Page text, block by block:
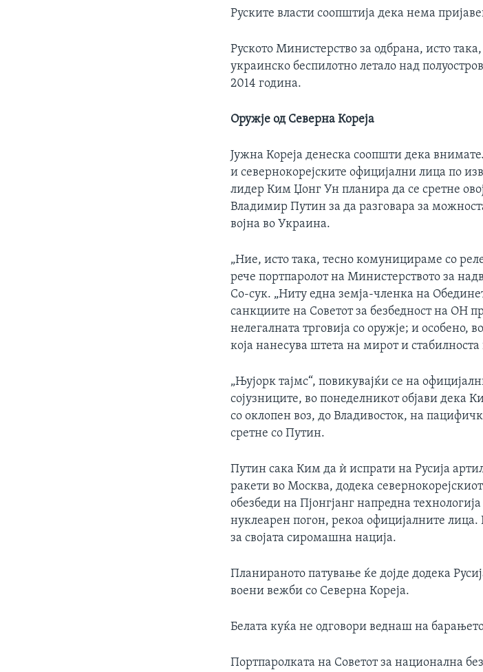
Руските власти соопштија дека нема
Руското Министерство за одбрана, исто
украинско беспилотно летало над
2014 година.
Оружје од Северна Кореја
Јужна Кореја денеска соопшти дека
и севернокорејските официјални лица по
лидер Ким Џонг Ун планира да се сретне
Владимир Путин за да разговара за
војна во Украина.
„Ние, исто така, тесно комуницираме со
рече портпаролот на Министерството за
Со-сук. „Ниту една земја-членка на
санкциите на Советот за безбедност на ОН
нелегалната трговија со оружје; и особено,
која нанесува штета на мирот и
„Њујорк тајмс“, повикувајќи се на
сојузниците, во понеделникот објави дека
со оклопен воз, до Владивосток, на
сретне со Путин.
Путин сака Ким да ѝ испрати на Русија
ракети во Москва, додека
обезбеди на Пјонгјанг напредна
нуклеарен погон, рекоа официјалните
за својата сиромашна нација.
Планираното патување ќе дојде додека
воени вежби со Северна Кореја.
Белата куќа не одговори веднаш на
Портпаролката на Советот за национална